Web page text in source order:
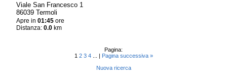
Viale San Francesco 1
86039 Termoli
Apre in01:45 ore
Distanza:0.0 km
Pagina:
1 2 3 4 ... | Pagina successiva »
Nuova ricerca